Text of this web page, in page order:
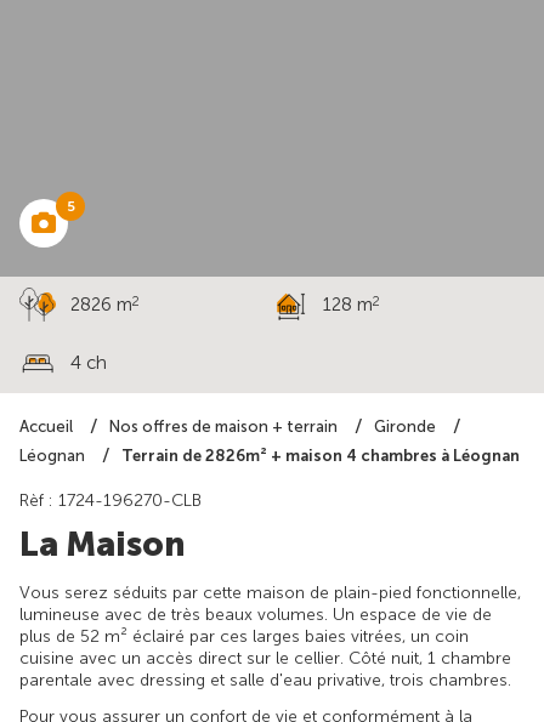
Accueil Nos offres de maison + terrain
Gironde
Léognan
Terrain de 2826m² + maison 4 chambres à Léognan
5
2826 m2 128 m2
4 ch
Rèf : 1724-196270-CLB
La Maison
Vous serez séduits par cette maison de plain-pied fonctionnelle,
lumineuse avec de très beaux volumes. Un espace de vie de
plus de 52 m² éclairé par ces larges baies vitrées, un coin
cuisine avec un accès direct sur le cellier. Côté nuit, 1 chambre
parentale avec dressing et salle d'eau privative, trois chambres.
Pour vous assurer un confort de vie et conformément à la